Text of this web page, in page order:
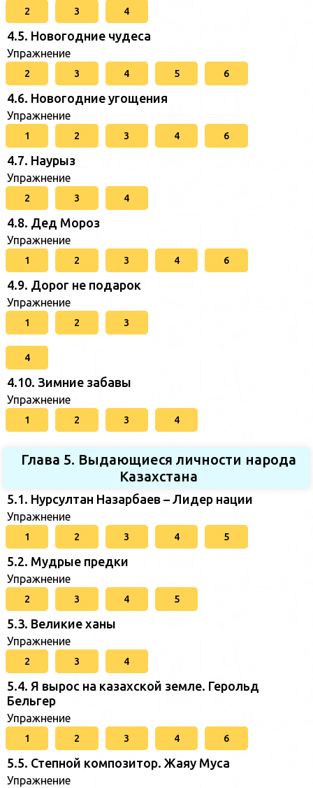
2 3 4
4.5. Новогодние чудеса
Упражнение
2 3 4 5 6
4.6. Новогодние угощения
Упражнение
1 2 3 4 6
4.7. Наурыз
Упражнение
2 3 4
4.8. Дед Мороз
Упражнение
1 2 3 4 6
4.9. Дорог не подарок
Упражнение
1 2 3
4
4.10. Зимние забавы
Упражнение
1 2 3 4
Глава 5. Выдающиеся личности народа
Казахстана
5.1. Нурсултан Назарбаев – Лидер нации
Упражнение
1 2 3 4 5
5.2. Мудрые предки
Упражнение
2 3 4 5
5.3. Великие ханы
Упражнение
2 3 4
5.4. Я вырос на казахской земле. Герольд
Бельгер
Упражнение
1 2 3 4 6
5.5. Степной композитор. Жаяу Муса
Упражнение